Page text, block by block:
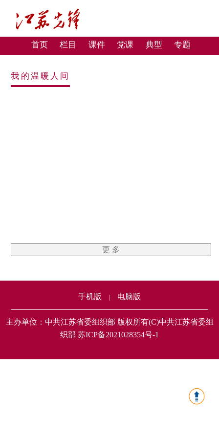
首页 栏目 课件 党课 典型 专题
我的温暖人间
更 多
手机版 电脑版
主办单位：中共江苏省委组织部 版权所有(C)中共江苏省委组
织部 苏ICP备2021028354号-1